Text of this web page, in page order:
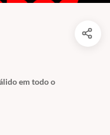
em todo o